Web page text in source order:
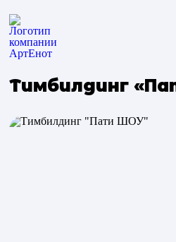
Тимбилдинг